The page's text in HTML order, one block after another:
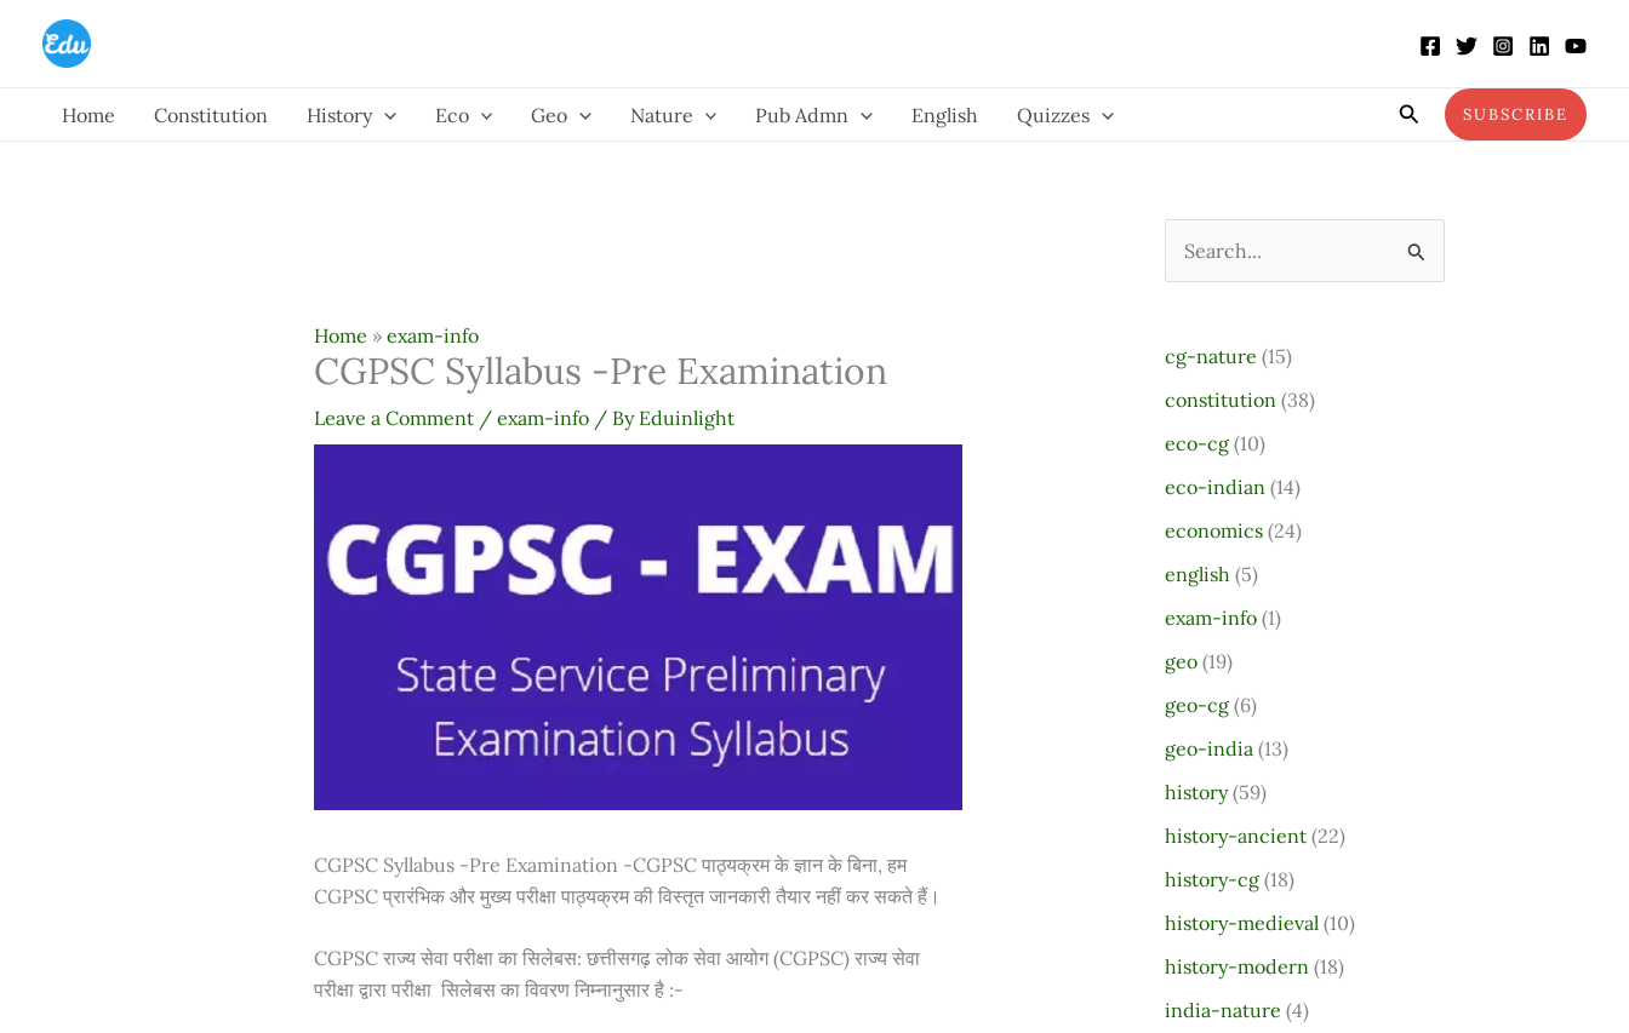
Home
Constitution History Eco Geo Nature Pub Admn English Quizzes SearchSUBSCRIBE
Home » exam-info
CGPSC Syllabus -Pre Examination
Leave a Comment / exam-info/ By Eduinlight
CGPSC Syllabus -Pre Examination -CGPSC पाठ्यक्रम के ज्ञान के बिना, हम
CGPSC प्रारंभिक और मुख्य परीक्षा पाठ्यक्रम की विस्तृत जानकारी तैयार नहीं कर सकते हैं।
CGPSC राज्य सेवा परीक्षा का सिलेबस: छत्तीसगढ़ लोक सेवा आयोग (CGPSC) राज्य सेवा
परीक्षा द्वारा परीक्षा सिलेबस का विवरण निम्नानुसार है :-
c
h
f
o
r
cg-nature (15)
constitution (38)
eco-cg(10)
eco-indian (14)
economics(24)
english (5)
exam-info(1)
geo(19)
geo-cg(6)
geo-india (13)
history(59)
history-ancient(22)
history-cg(18)
history-medieval (10)
history-modern (18)
india-nature (4)